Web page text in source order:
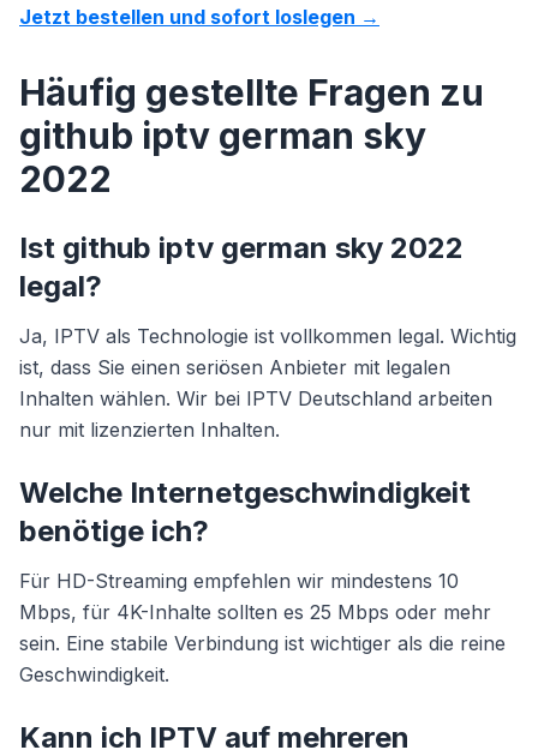
Jetzt bestellen und sofort loslegen →
Häufig gestellte Fragen zu
github iptv german sky
2022
Ist github iptv german sky 2022
legal?
Ja, IPTV als Technologie ist vollkommen legal. Wichtig
ist, dass Sie einen seriösen Anbieter mit legalen
Inhalten wählen. Wir bei IPTV Deutschland arbeiten
nur mit lizenzierten Inhalten.
Welche Internetgeschwindigkeit
benötige ich?
Für HD-Streaming empfehlen wir mindestens 10
Mbps, für 4K-Inhalte sollten es 25 Mbps oder mehr
sein. Eine stabile Verbindung ist wichtiger als die reine
Geschwindigkeit.
Kann ich IPTV auf mehreren